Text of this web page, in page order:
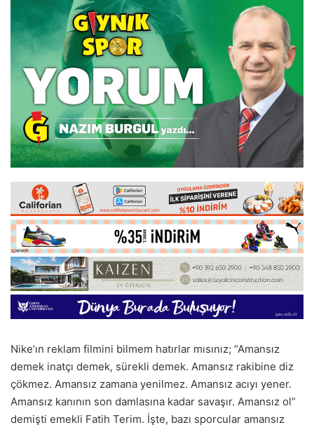
Nike’ın reklam filmini bilmem hatırlar mısınız; “Amansız
demek inatçı demek, sürekli demek. Amansız rakibine diz
çökmez. Amansız zamana yenilmez. Amansız acıyı yener.
Amansız kanının son damlasına kadar savaşır. Amansız ol”
demişti emekli Fatih Terim. İşte, bazı sporcular amansız